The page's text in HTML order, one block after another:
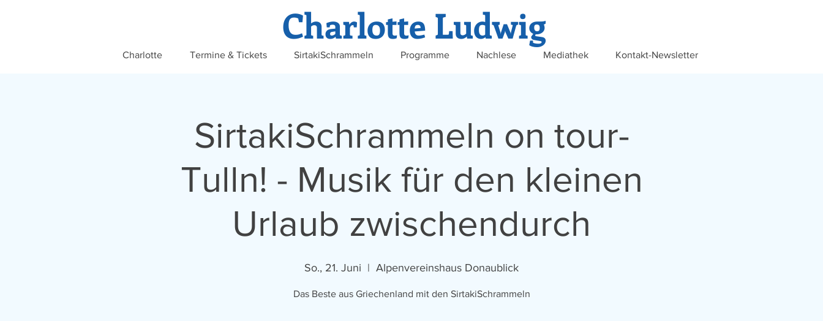
Charlotte Ludwig
Charlotte Termine & Tickets SirtakiSchrammeln Programme Nachlese Mediathek Kontakt-Newsletter
SirtakiSchrammeln on tour-
Tulln! - Musik für den kleinen
Urlaub zwischendurch
So., 21. Juni
  |
Alpenvereinshaus Donaublick
Das Beste aus Griechenland mit den SirtakiSchrammeln